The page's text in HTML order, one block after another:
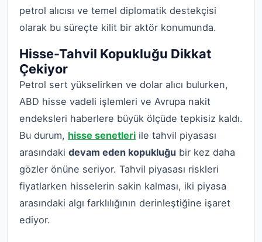
petrol alıcısı ve temel diplomatik destekçisi
olarak bu süreçte kilit bir aktör konumunda.
Hisse-Tahvil Kopukluğu Dikkat
Çekiyor
Petrol sert yükselirken ve dolar alıcı bulurken,
ABD hisse vadeli işlemleri ve Avrupa nakit
endeksleri haberlere büyük ölçüde tepkisiz kaldı.
Bu durum, hisse senetleri ile tahvil piyasası
arasındaki devam eden kopukluğu bir kez daha
gözler önüne seriyor. Tahvil piyasası riskleri
fiyatlarken hisselerin sakin kalması, iki piyasa
arasındaki algı farklılığının derinleştiğine işaret
ediyor.